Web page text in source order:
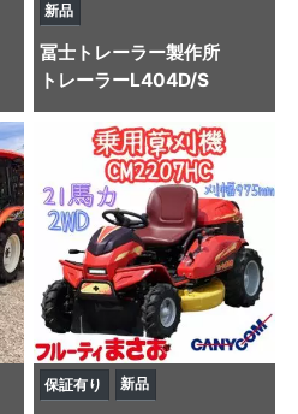
新品
冨士トレーラー製作所
トレーラーL404D/S
保証有り 新品